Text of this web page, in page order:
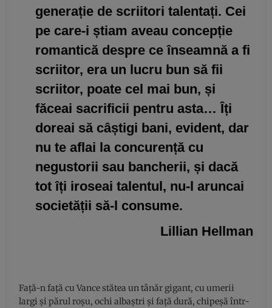
generație de scriitori talentați. Cei
pe care-i știam aveau concepție
romantică despre ce înseamnă a fi
scriitor, era un lucru bun să fii
scriitor, poate cel mai bun, și
făceai sacrificii pentru asta… Îți
doreai să câștigi bani, evident, dar
nu te aflai la concurență cu
negustorii sau bancherii, și dacă
tot îți iroseai talentul, nu-l aruncai
societății să-l consume.
Lillian Hellman
Față-n față cu Vance stătea un tânăr gigant, cu umerii
largi și părul roşu, ochi albaştri și față dură, chipeșă într-